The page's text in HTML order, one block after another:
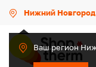
Нижний Новгород
Ваш регион